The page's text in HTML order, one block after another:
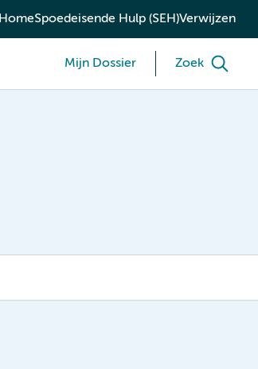
HomeSpoedeisende Hulp (SEH)Verwijzen
Mijn Dossier Zoek